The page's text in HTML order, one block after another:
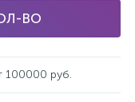
ВО
100000 руб.